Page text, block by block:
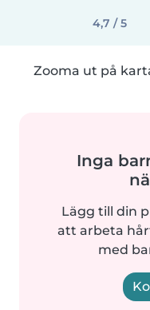
4,7 / 5
Zooma ut på
Inga
Lägg till din
att arbeta
med